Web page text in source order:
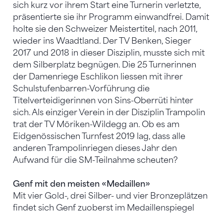
sich kurz vor ihrem Start eine Turnerin verletzte,
präsentierte sie ihr Programm einwandfrei. Damit
holte sie den Schweizer Meistertitel, nach 2011,
wieder ins Waadtland. Der TV Benken, Sieger
2017 und 2018 in dieser Disziplin, musste sich mit
dem Silberplatz begnügen. Die 25 Turnerinnen
der Damenriege Eschlikon liessen mit ihrer
Schulstufenbarren-Vorführung die
Titelverteidigerinnen von Sins-Oberrüti hinter
sich. Als einziger Verein in der Disziplin Trampolin
trat der TV Möriken-Wildegg an. Ob es am
Eidgenössischen Turnfest 2019 lag, dass alle
anderen Trampolinriegen dieses Jahr den
Aufwand für die SM-Teilnahme scheuten?
Genf mit den meisten «Medaillen»
Mit vier Gold-, drei Silber- und vier Bronzeplätzen
findet sich Genf zuoberst im Medaillenspiegel